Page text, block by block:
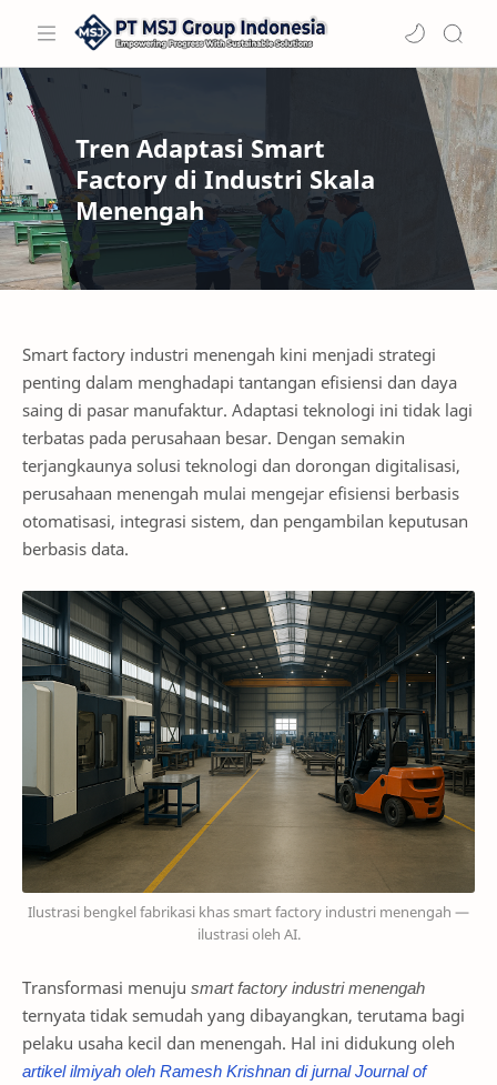
Tren Adaptasi Smart
Factory di Industri Skala
Menengah
Smart factory industri menengah kini menjadi strategi
penting dalam menghadapi tantangan efisiensi dan daya
saing di pasar manufaktur. Adaptasi teknologi ini tidak lagi
terbatas pada perusahaan besar. Dengan semakin
terjangkaunya solusi teknologi dan dorongan digitalisasi,
perusahaan menengah mulai mengejar efisiensi berbasis
otomatisasi, integrasi sistem, dan pengambilan keputusan
berbasis data.
Ilustrasi bengkel fabrikasi khas smart factory industri menengah —
ilustrasi oleh AI.
Transformasi menuju smart factory industri menengah
ternyata tidak semudah yang dibayangkan, terutama bagi
pelaku usaha kecil dan menengah. Hal ini didukung oleh
artikel ilmiyah oleh Ramesh Krishnan di jurnal Journal of